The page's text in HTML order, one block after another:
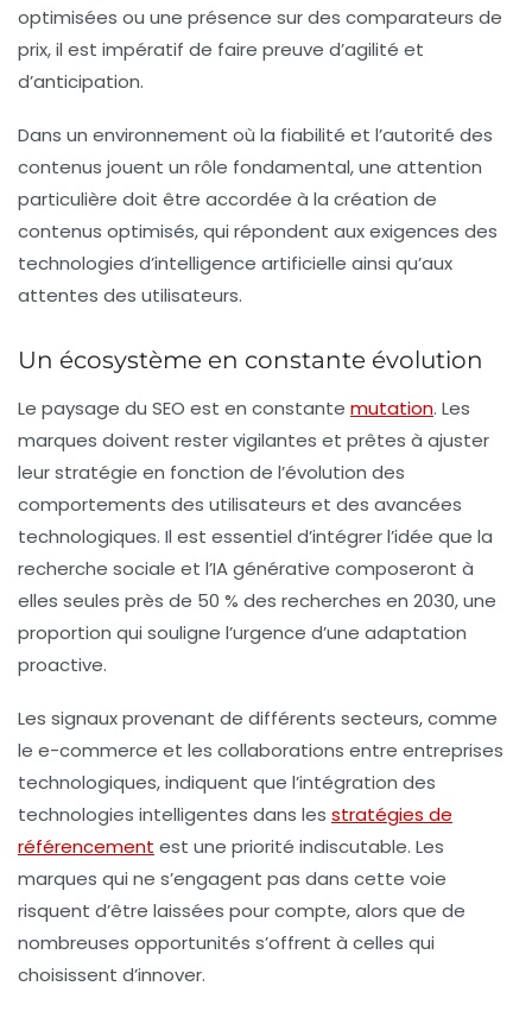
optimisées ou une présence sur des comparateurs de
prix, il est impératif de faire preuve d’agilité et
d’anticipation.
Dans un environnement où la fiabilité et l’autorité des
contenus jouent un rôle fondamental, une attention
particulière doit être accordée à la création de
contenus optimisés, qui répondent aux exigences des
technologies d’intelligence artificielle ainsi qu’aux
attentes des utilisateurs.
Un écosystème en constante évolution
Le paysage du SEO est en constante mutation. Les
marques doivent rester vigilantes et prêtes à ajuster
leur stratégie en fonction de l’évolution des
comportements des utilisateurs et des avancées
technologiques. Il est essentiel d’intégrer l’idée que la
recherche sociale et l’IA générative composeront à
elles seules près de 50 % des recherches en 2030, une
proportion qui souligne l’urgence d’une adaptation
proactive.
Les signaux provenant de différents secteurs, comme
le e-commerce et les collaborations entre entreprises
technologiques, indiquent que l’intégration des
technologies intelligentes dans les stratégies de
référencement est une priorité indiscutable. Les
marques qui ne s’engagent pas dans cette voie
risquent d’être laissées pour compte, alors que de
nombreuses opportunités s’offrent à celles qui
choisissent d’innover.